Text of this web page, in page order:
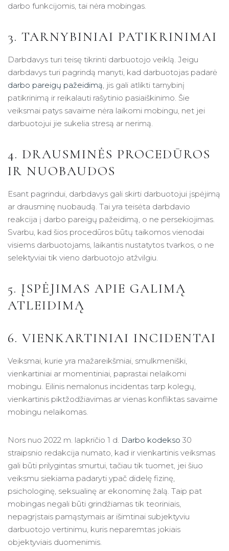
darbo funkcijomis, tai nėra mobingas.
3. TARNYBINIAI PATIKRINIMAI
Darbdavys turi teisę tikrinti darbuotojo veiklą. Jeigu
darbdavys turi pagrindą manyti, kad darbuotojas padarė
darbo pareigų pažeidimą , jis gali atlikti tarnybinį
patikrinimą ir reikalauti rašytinio pasiaiškinimo. Šie
veiksmai patys savaime nėra laikomi mobingu, net jei
darbuotojui jie sukelia stresą ar nerimą.
4. DRAUSMINĖS PROCEDŪROS
IR NUOBAUDOS
Esant pagrindui, darbdavys gali skirti darbuotojui įspėjimą
ar drausminę nuobaudą. Tai yra teisėta darbdavio
reakcija į darbo pareigų pažeidimą, o ne persekiojimas.
Svarbu, kad šios procedūros būtų taikomos vienodai
visiems darbuotojams, laikantis nustatytos tvarkos, o ne
selektyviai tik vieno darbuotojo atžvilgiu.
5. ĮSPĖJIMAS APIE GALIMĄ
ATLEIDIMĄ
6. VIENKARTINIAI INCIDENTAI
Veiksmai, kurie yra mažareikšmiai, smulkmeniški,
vienkartiniai ar momentiniai, paprastai nelaikomi
mobingu. Eilinis nemalonus incidentas tarp kolegų,
vienkartinis piktžodžiavimas ar vienas konfliktas savaime
mobingu nelaikomas.
Nors nuo 2022 m. lapkričio 1 d. Darbo kodekso 30
straipsnio redakcija numato, kad ir vienkartinis veiksmas
gali būti prilygintas smurtui, tačiau tik tuomet, jei šiuo
veiksmu siekiama padaryti ypač didelę fizinę,
psichologinę, seksualinę ar ekonominę žalą. Taip pat
mobingas negali būti grindžiamas tik teoriniais,
nepagrįstais pamąstymais ar išimtinai subjektyviu
darbuotojo vertinimu, kuris neparemtas jokiais
objektyviais duomenimis.